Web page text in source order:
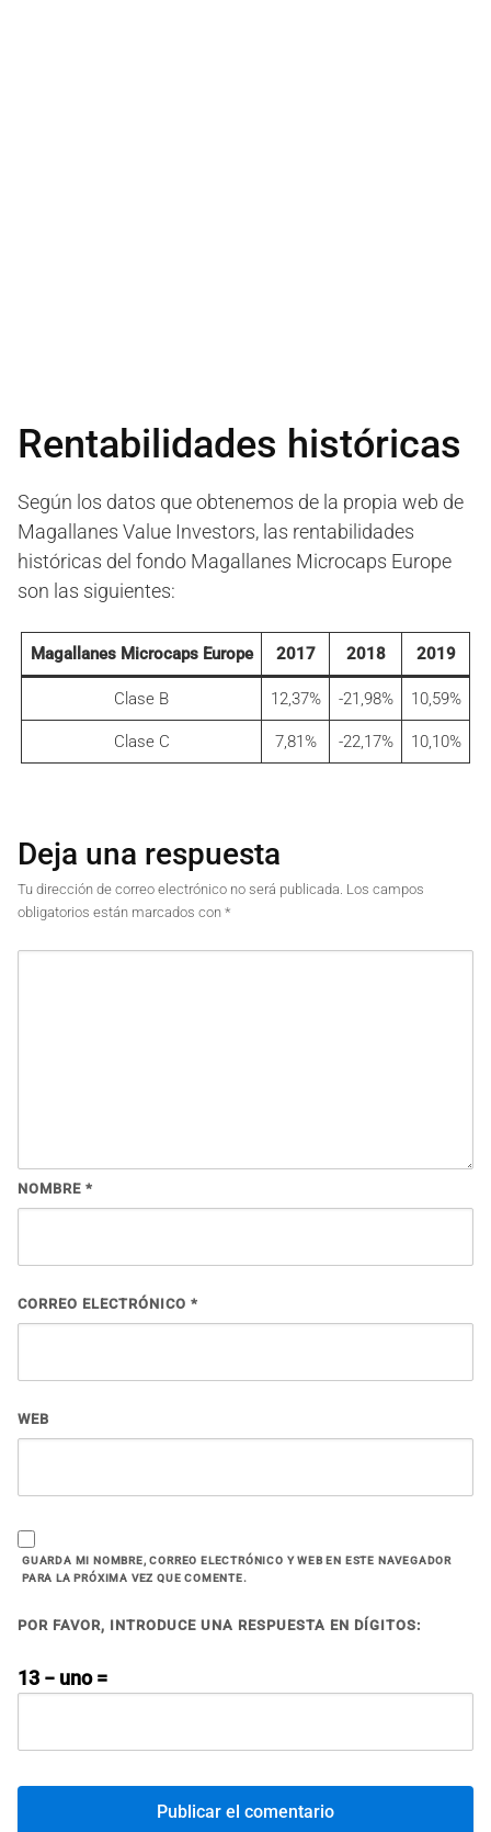
Rentabilidades históricas
Según los datos que obtenemos de la propia web de
Magallanes Value Investors, las rentabilidades
históricas del fondo Magallanes Microcaps Europe
son las siguientes:
Magallanes Microcaps Europe 2017 2018 2019
Clase B 12,37% -21,98% 10,59%
Clase C 7,81% -22,17% 10,10%
Deja una respuesta
Tu dirección de correo electrónico no será publicada. Los campos
obligatorios están marcados con *
NOMBRE *
CORREO ELECTRÓNICO *
WEB
GUARDA MI NOMBRE, CORREO ELECTRÓNICO Y WEB EN ESTE NAVEGADOR
PARA LA PRÓXIMA VEZ QUE COMENTE.
POR FAVOR, INTRODUCE UNA RESPUESTA EN DÍGITOS:
13 − uno =